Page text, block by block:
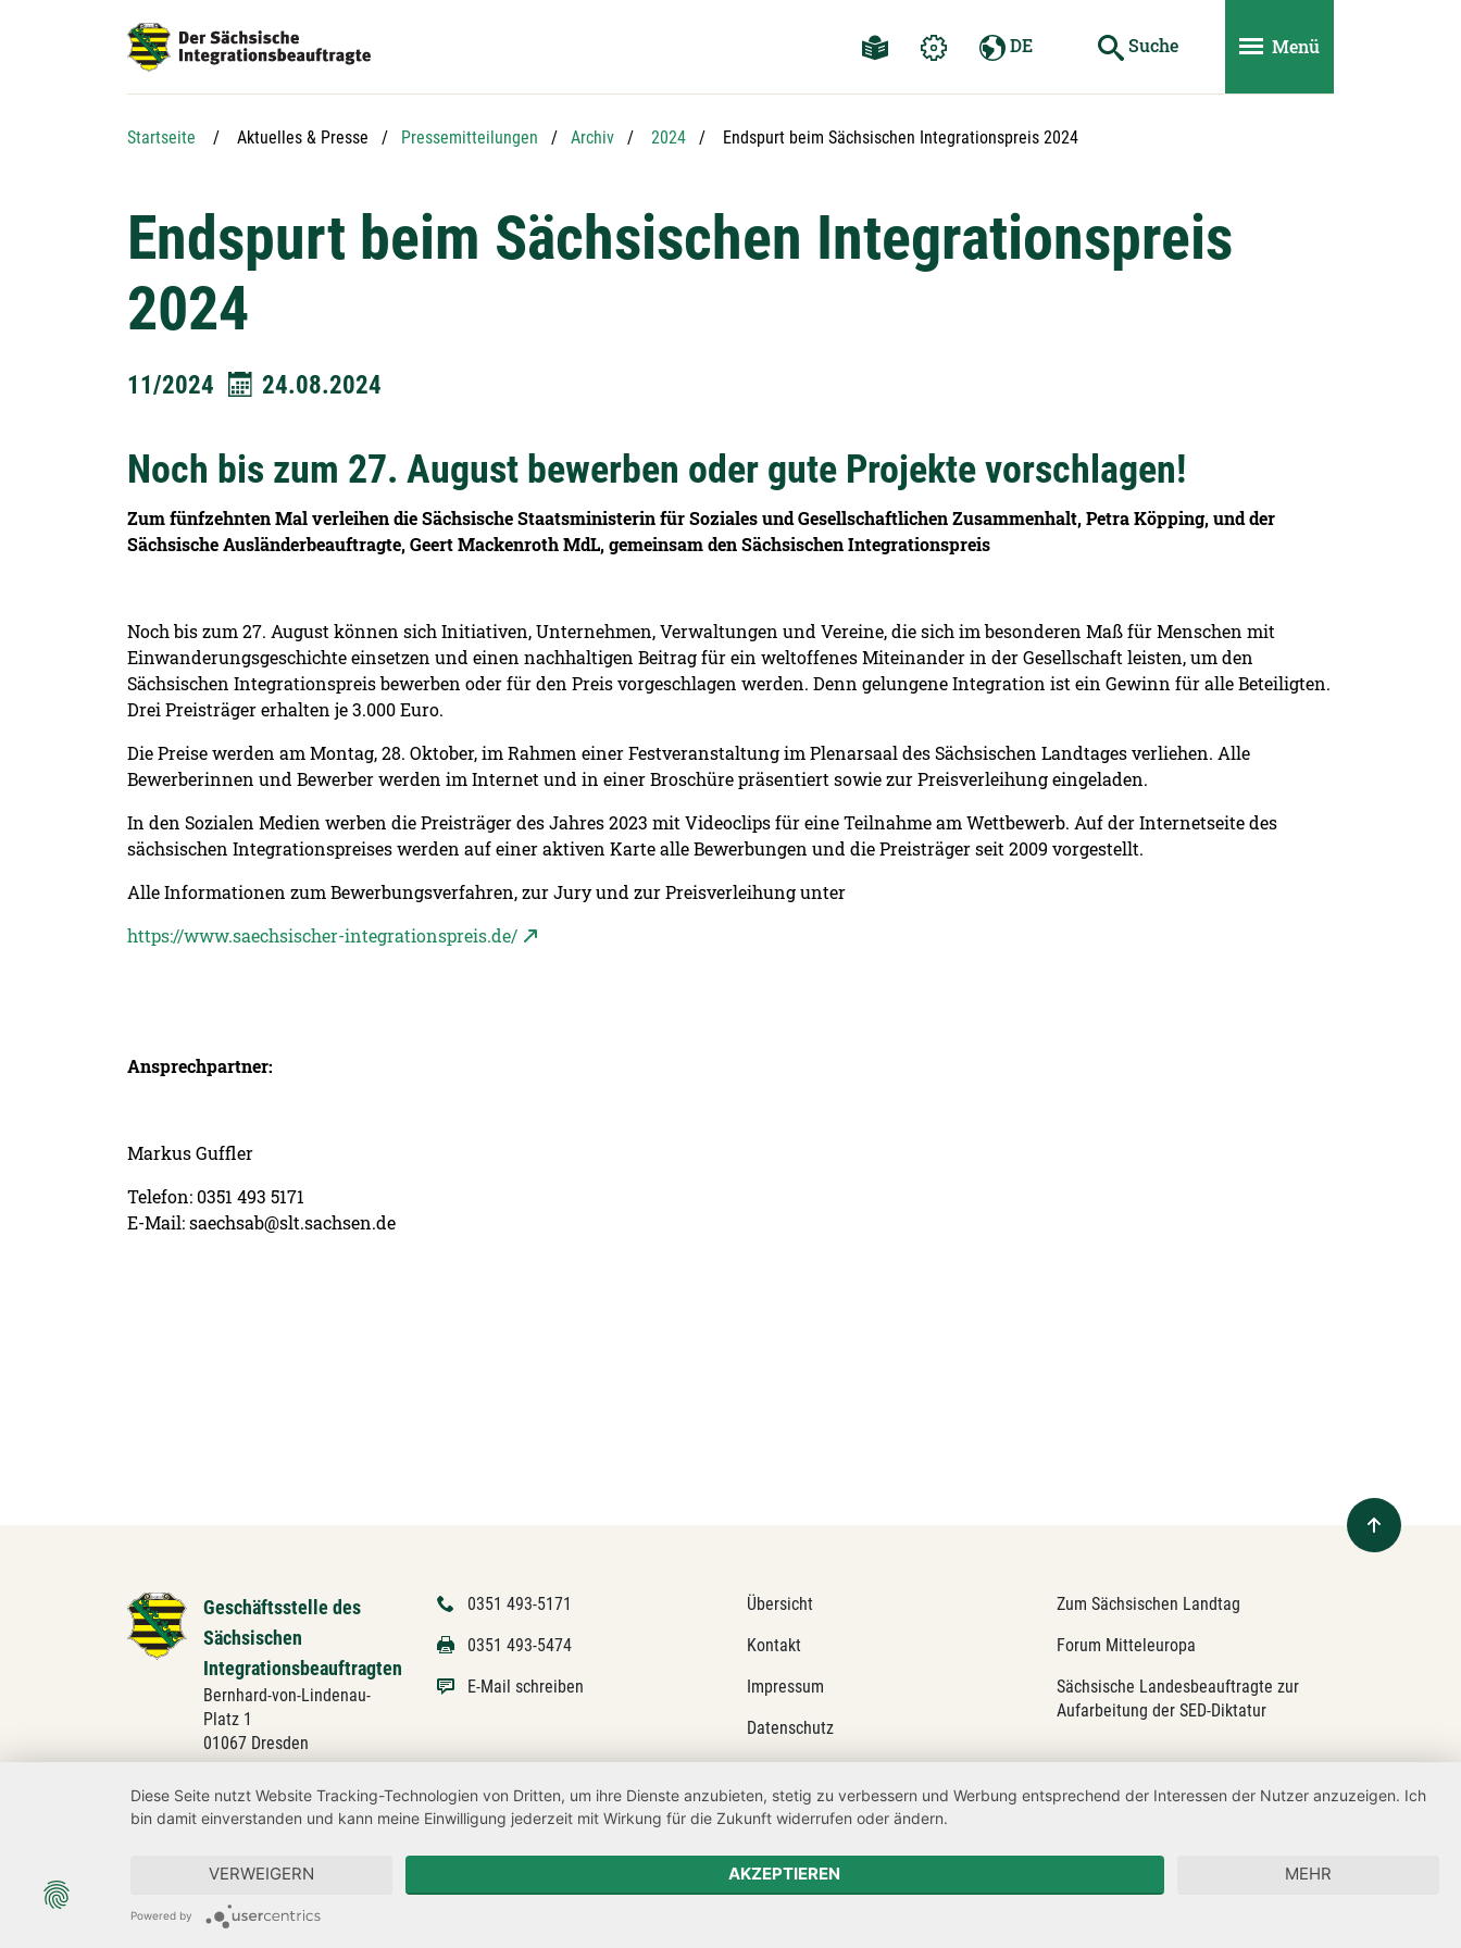
DE Suche Menü
Startseite Aktuelles & Presse Pressemitteilungen Archiv 2024 Aktuelle Seite:
Endspurt beim Sächsischen Integrationspreis 2024
Endspurt beim Sächsischen Integrationspreis
2024
11/2024 24.08.2024
Noch bis zum 27. August bewerben oder gute Projekte vorschlagen!
Zum fünfzehnten Mal verleihen die Sächsische Staatsministerin für Soziales und Gesellschaftlichen Zusammenhalt, Petra Köpping, und der
Sächsische Ausländerbeauftragte, Geert Mackenroth MdL, gemeinsam den Sächsischen Integrationspreis
Noch bis zum 27. August können sich Initiativen, Unternehmen, Verwaltungen und Vereine, die sich im besonderen Maß für Menschen mit
Einwanderungsgeschichte einsetzen und einen nachhaltigen Beitrag für ein weltoffenes Miteinander in der Gesellschaft leisten, um den
Sächsischen Integrationspreis bewerben oder für den Preis vorgeschlagen werden. Denn gelungene Integration ist ein Gewinn für alle Beteiligten.
Drei Preisträger erhalten je 3.000 Euro.
Die Preise werden am Montag, 28. Oktober, im Rahmen einer Festveranstaltung im Plenarsaal des Sächsischen Landtages verliehen. Alle
Bewerberinnen und Bewerber werden im Internet und in einer Broschüre präsentiert sowie zur Preisverleihung eingeladen.
In den Sozialen Medien werben die Preisträger des Jahres 2023 mit Videoclips für eine Teilnahme am Wettbewerb. Auf der Internetseite des
sächsischen Integrationspreises werden auf einer aktiven Karte alle Bewerbungen und die Preisträger seit 2009 vorgestellt.
Alle Informationen zum Bewerbungsverfahren, zur Jury und zur Preisverleihung unter
https://www.saechsischer-integrationspreis.de/
Ansprechpartner:
Markus Guffler
Telefon: 0351 493 5171
E-Mail: saechsab@slt.sachsen.de
Geschäftsstelle des
Sächsischen
Integrationsbeauftragten
Bernhard-von-Lindenau-
Platz 1
01067 Dresden
0351 493-5171
0351 493-5474
E-Mail schreiben
Übersicht
Kontakt
Impressum
Datenschutz
Transparenzanspruch
Hinweisgeberschutz
Barrierefreiheit
Zum Sächsischen Landtag
Forum Mitteleuropa
Sächsische Landesbeauftragte zur
Aufarbeitung der SED-Diktatur
Diese Seite nutzt Website Tracking-Technologien von Dritten, um ihre Dienste anzubieten, stetig zu verbessern und Werbung entsprechend der Interessen der Nutzer anzuzeigen. Ich
bin damit einverstanden und kann meine Einwilligung jederzeit mit Wirkung für die Zukunft widerrufen oder ändern.
VERWEIGERN AKZEPTIEREN MEHR
Powered by